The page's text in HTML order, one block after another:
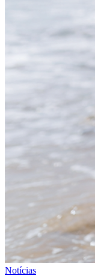
Notícias